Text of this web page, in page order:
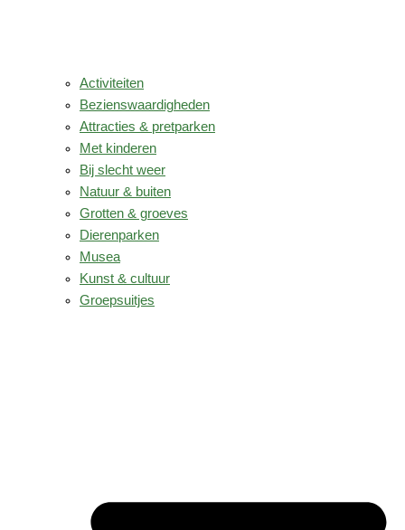
Activiteiten
Bezienswaardigheden
Attracties & pretparken
Met kinderen
Bij slecht weer
Natuur & buiten
Grotten & groeves
Dierenparken
Musea
Kunst & cultuur
Groepsuitjes